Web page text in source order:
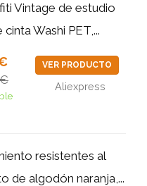
Vintage de estudio
Washi PET,...
VER PRODUCTO
Aliexpress
resistentes al
de algodón naranja,...